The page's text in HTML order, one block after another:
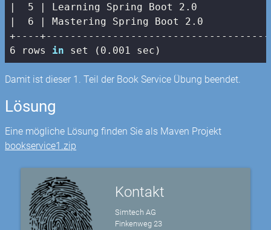
|
5
| Learning Spring Boot 2.0
|  6 |
Mastering Spring Boot 2.0
+----
6 rows in set (0.001 sec)
Damit ist dieser 1. Teil der Book Service Übung beendet.
Lösung
Eine mögliche Lösung finden Sie als Maven Projekt
bookservice1.zip
Kontakt
Simtech AG
Finkenweg 23